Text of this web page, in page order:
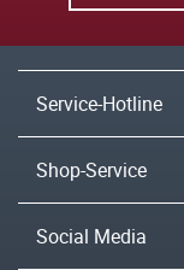
Service-Hotline
Shop-Service
Social Media